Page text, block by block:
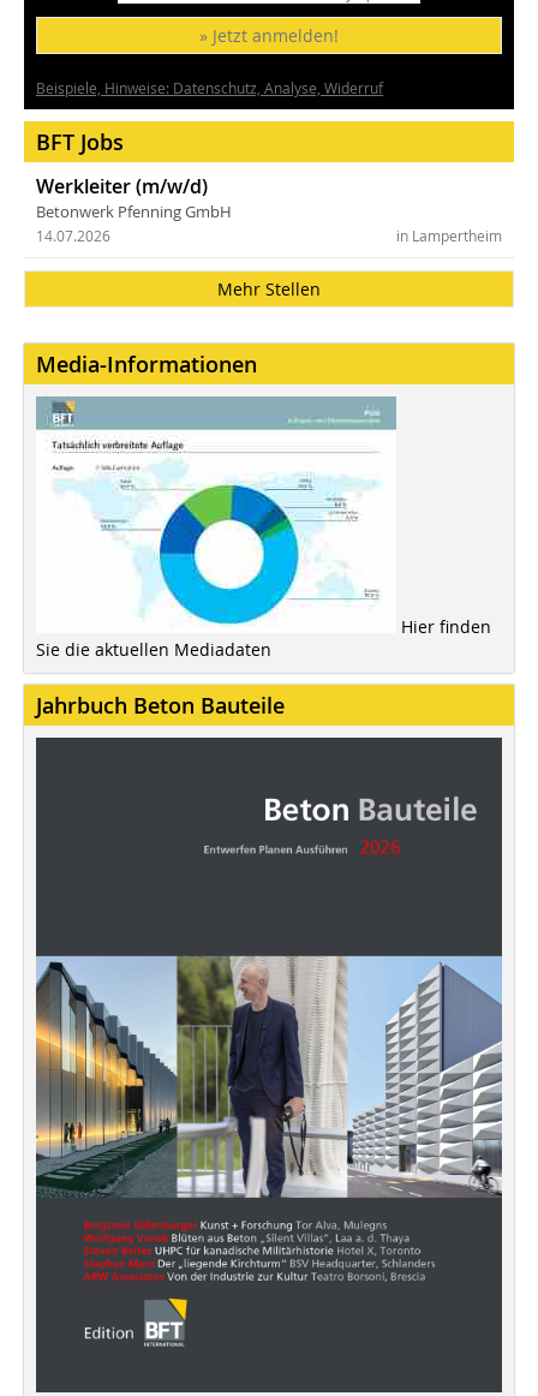
» Jetzt anmelden!
Beispiele, Hinweise: Datenschutz, Analyse, Widerruf
BFT Jobs
Werkleiter (m/w/d)
Betonwerk Pfenning GmbH
in Lampertheim
14.07.2026
Mehr Stellen
Media-Informationen
Hier finden
Sie die aktuellen Mediadaten
Jahrbuch Beton Bauteile